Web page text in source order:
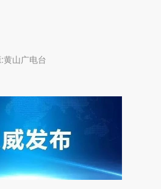
山广电台